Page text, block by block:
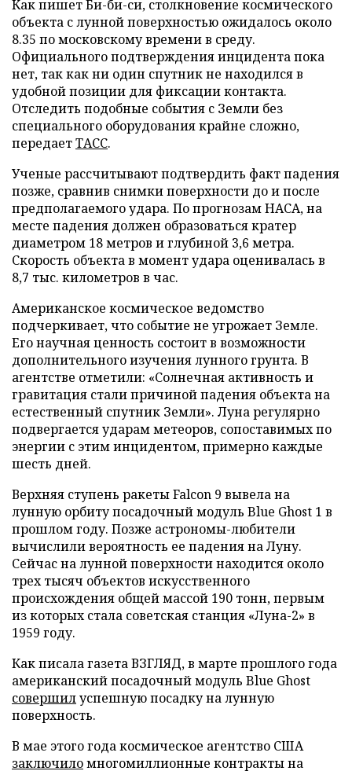
Как пишет Би-би-си, столкновение космического
объекта с лунной поверхностью ожидалось около
8.35 по московскому времени в среду.
Официального подтверждения инцидента пока
нет, так как ни один спутник не находился в
удобной позиции для фиксации контакта.
Отследить подобные события с Земли без
специального оборудования крайне сложно,
передаетТАСС.
Ученые рассчитывают подтвердить факт падения
позже, сравнив снимки поверхности до и после
предполагаемого удара. По прогнозам НАСА, на
месте падения должен образоваться кратер
диаметром 18 метров и глубиной 3,6 метра.
Скорость объекта в момент удара оценивалась в
8,7 тыс. километров в час.
Американское космическое ведомство
подчеркивает, что событие не угрожает Земле.
Его научная ценность состоит в возможности
дополнительного изучения лунного грунта. В
агентстве отметили: «Солнечная активность и
гравитация стали причиной падения объекта на
естественный спутник Земли». Луна регулярно
подвергается ударам метеоров, сопоставимых по
энергии с этим инцидентом, примерно каждые
шесть дней.
Верхняя ступень ракеты Falcon 9 вывела на
лунную орбиту посадочный модуль Blue Ghost 1 в
прошлом году. Позже астрономы-любители
вычислили вероятность ее падения на Луну.
Сейчас на лунной поверхности находится около
трех тысяч объектов искусственного
происхождения общей массой 190 тонн, первым
из которых стала советская станция «Луна-2» в
1959 году.
Как писала газета ВЗГЛЯД, в марте прошлого года
американский посадочный модуль Blue Ghost
совершилуспешную посадку на лунную
поверхность.
В мае этого года космическое агентство США
заключиломногомиллионные контракты на